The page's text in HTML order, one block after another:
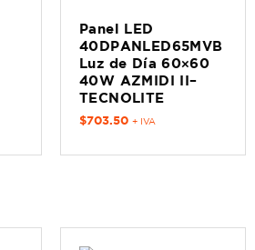
Panel LED
40DPANLED65MVB
Luz de Día 60×60
40W AZMIDI II–
TECNOLITE
$703.50 + IVA